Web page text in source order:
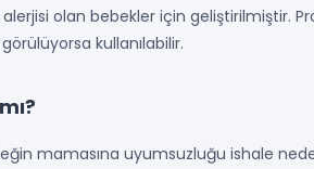
olan bebekler için geliştirilmiştir.
kullanılabilir.
mamasına uyumsuzluğu ishale